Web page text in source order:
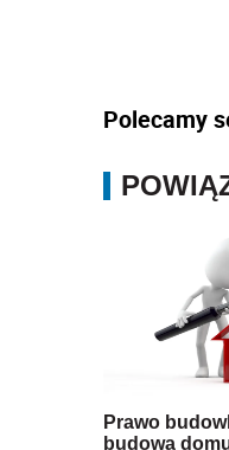
Polecamy
Prawo
budowa